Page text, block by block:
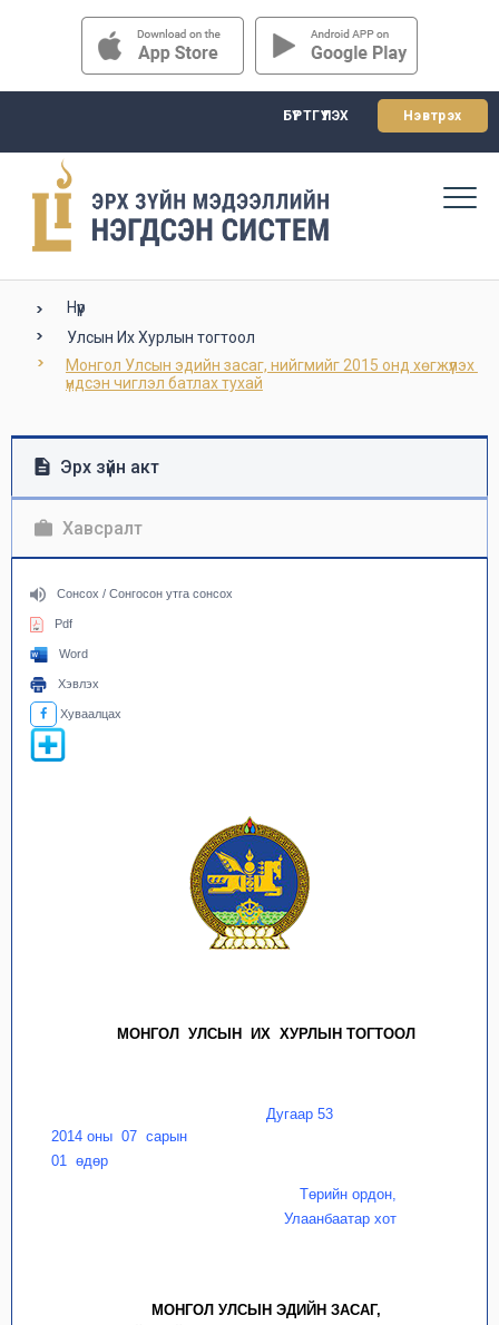
БҮРТГҮҮЛЭХ Нэвтрэх
Нүүр
Улсын Их Хурлын тогтоол
Монгол Улсын эдийн засаг, нийгмийг 2015 онд хөгжүүлэх
үндсэн чиглэл батлах тухай
Эрх зүйн акт
Хавсралт
Сонсох / Сонгосон утга сонсох
Pdf
Word
Хэвлэх
Хуваалцах
МОНГОЛ УЛСЫН ИХ ХУРЛЫН ТОГТООЛ
2014 оны 07 сарын
01 өдөр
Дугаар 53
Төрийн ордон,
Улаанбаатар хот
МОНГОЛ УЛСЫН ЭДИЙН ЗАСАГ,